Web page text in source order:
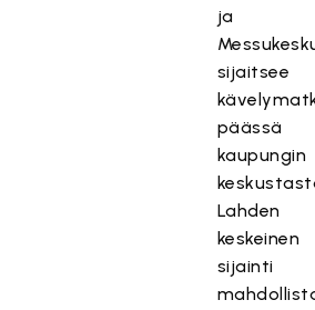
ja
sijaitsee
päässä
kaupungin
Lahden
keskeinen
sijainti